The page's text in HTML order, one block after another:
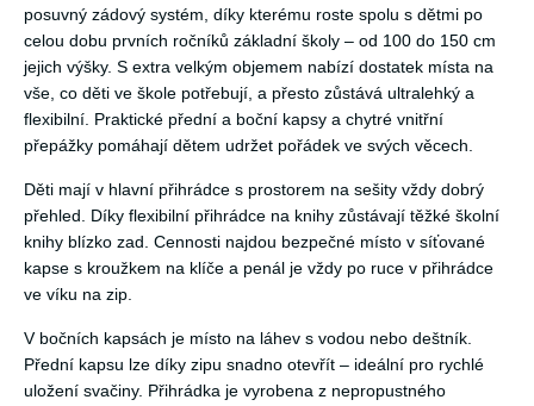
posuvný zádový systém, díky kterému roste spolu s dětmi po
celou dobu prvních ročníků základní školy – od 100 do 150 cm
jejich výšky. S extra velkým objemem nabízí dostatek místa na
vše, co děti ve škole potřebují, a přesto zůstává ultralehký a
flexibilní. Praktické přední a boční kapsy a chytré vnitřní
přepážky pomáhají dětem udržet pořádek ve svých věcech.
Děti mají v hlavní přihrádce s prostorem na sešity vždy dobrý
přehled. Díky flexibilní přihrádce na knihy zůstávají těžké školní
knihy blízko zad. Cennosti najdou bezpečné místo v síťované
kapse s kroužkem na klíče a penál je vždy po ruce v přihrádce
ve víku na zip.
V bočních kapsách je místo na láhev s vodou nebo deštník.
Přední kapsu lze díky zipu snadno otevřít – ideální pro rychlé
uložení svačiny. Přihrádka je vyrobena z nepropustného